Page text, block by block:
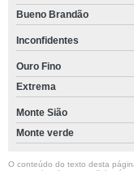
tenda para casamento
quanto custa aluguel de
tenda para festa aluguel
aluguel tenda preço Praia
aluguel de tenda para
Bueno Brandão
Inconfidentes
Ouro Fino
Extrema
Monte Sião
Monte verde
O conteúdo do texto desta